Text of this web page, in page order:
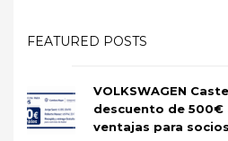
FEATURED POSTS
VOLKSWAGEN
descuento de 500€
ventajas para socios